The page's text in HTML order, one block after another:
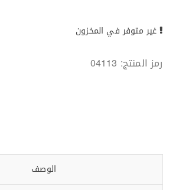
غير متوفر في المخزون
رمز المنتج: 04113
الوصف